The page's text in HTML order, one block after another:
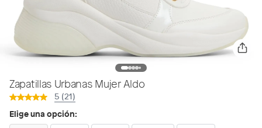
Zapatillas Urbanas Mujer Aldo
5 (21)
Elige una opción: